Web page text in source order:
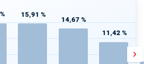
15,91 %
14,67 %
11,42 %